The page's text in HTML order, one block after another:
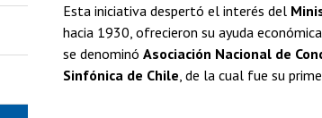
Esta iniciativa despertó el interés del
hacia 1930, ofrecieron su ayuda
se denominó Asociación Nacional de
Sinfónica de Chile , de la cual fue su